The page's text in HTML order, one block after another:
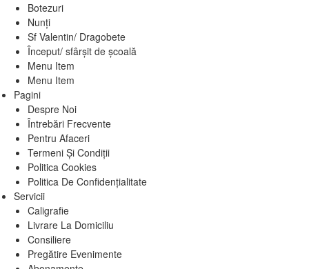
Botezuri
Nunți
Sf Valentin/ Dragobete
Început/ sfârșit de școală
Menu Item
Menu Item
Pagini
Despre Noi
Întrebări Frecvente
Pentru Afaceri
Termeni Și Condiții
Politica Cookies
Politica De Confidențialitate
Servicii
Caligrafie
Livrare La Domiciliu
Consiliere
Pregătire Evenimente